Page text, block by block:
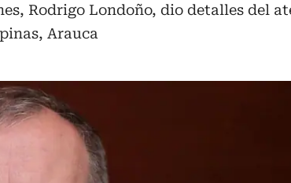
Rodrigo Londoño, dio detalles del
Arauca